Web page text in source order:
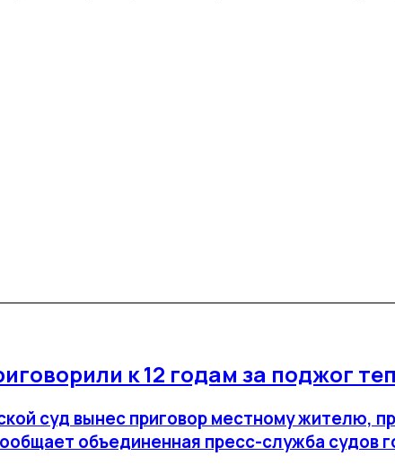
к 12 годам за поджог
суд вынес приговор местному жителю,
объединенная пресс-служба судов